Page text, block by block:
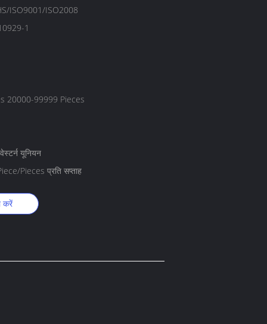
ISO9001/ISO2008
1
20000-99999 Pieces
यूनियन
Pieces प्रति सप्ताह
करें